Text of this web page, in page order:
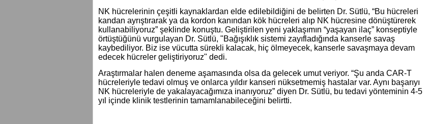
NK hücrelerinin çeşitli kaynaklardan elde edilebildiğini de belirten Dr. Sütlü, “Bu hücreleri
kandan ayrıştırarak ya da kordon kanından kök hücreleri alıp NK hücresine dönüştürerek
kullanabiliyoruz” şeklinde konuştu. Geliştirilen yeni yaklaşımın “yaşayan ilaç” konseptiyle
örtüştüğünü vurgulayan Dr. Sütlü, "Bağışıklık sistemi zayıfladığında kanserle savaş
kaybediliyor. Biz ise vücutta sürekli kalacak, hiç ölmeyecek, kanserle savaşmaya devam
edecek hücreler geliştiriyoruz" dedi.
Araştırmalar halen deneme aşamasında olsa da gelecek umut veriyor. “Şu anda CAR-T
hücreleriyle tedavi olmuş ve onlarca yıldır kanseri nüksetmemiş hastalar var. Aynı başarıyı
NK hücreleriyle de yakalayacağımıza inanıyoruz” diyen Dr. Sütlü, bu tedavi yönteminin 4-5
yıl içinde klinik testlerinin tamamlanabileceğini belirtti.